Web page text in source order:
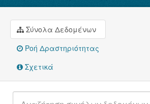
Φορείς
Ομάδες
Σχετικά
Σύνολα Δεδομένων
Ροή Δραστηριότητας
Σχετικά